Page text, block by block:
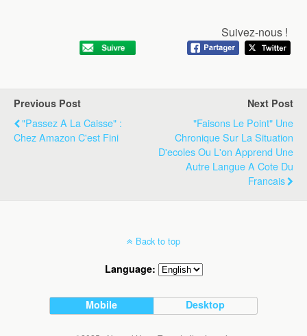
Suivez-nous !
Previous Post
"Passez A La Caisse" :
Chez Amazon C'est Fini
Next Post
"Faisons Le Point" Une
Chronique Sur La Situation
D'ecoles Ou L'on Apprend Une
Autre Langue A Cote Du
Francais
Back to top
Language:
Mobile Desktop